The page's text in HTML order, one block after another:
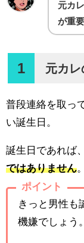
元カ
が重
1 元カレ
普段連絡を取っ
い誕生日。
誕生日であれば、
ではありません
ポイント
きっと男性も
機嫌でしょう。